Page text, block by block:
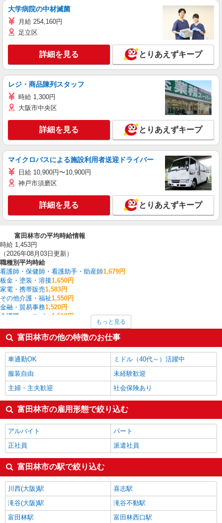
大学病院の中材滅菌
月給 254,160円
足立区
詳細を見る とりあえずキープ
レジ・商品陳列スタッフ
時給 1,300円
大阪市中央区
詳細を見る とりあえずキープ
マイクロバスによる施設利用者送迎ドライバー
日給 10,900円〜10,900円
神戸市須磨区
詳細を見る とりあえずキープ
富田林市の平均時給情報
時給 1,453円
（2026年08月03日更新）
職種別平均時給
看護師・保健師・看護助手・助産師1,679円
板金・塗装・溶接1,650円
家電・携帯販売1,583円
その他介護・福祉1,550円
金融・貿易事務1,520円
介護職・ヘルパー 1,519円
経理・人事・労務・総務・法務1,500円
医療事務・受付・クラーク 1,500円
クレーン・玉掛1,425円
富田林市の他の職種の平均時給を見る
もっと見る
富田林市の他の特徴のお仕事
車通勤OK
ミドル（40代～）活躍中
服装自由
未経験歓迎
主婦・主夫歓迎
社会保険あり
富田林市の雇用形態で絞り込む
アルバイト
パート
正社員
派遣社員
富田林市の駅で絞り込む
川西(大阪)駅
喜志駅
滝谷(大阪)駅
滝谷不動駅
富田林駅
富田林西口駅